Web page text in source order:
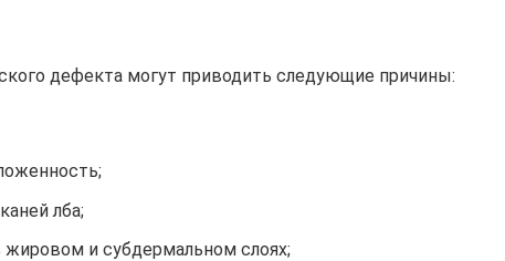
дефекта могут приводить следующие причины:
лба;
и субдермальном слоях;